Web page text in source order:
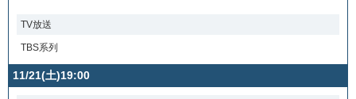
TV放送
TBS系列
11/21(土)19:00